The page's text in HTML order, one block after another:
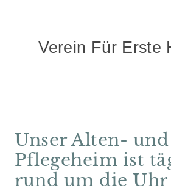
Verein Für Erste
Unser Alten- und
Pflegeheim ist
rund um die Uhr